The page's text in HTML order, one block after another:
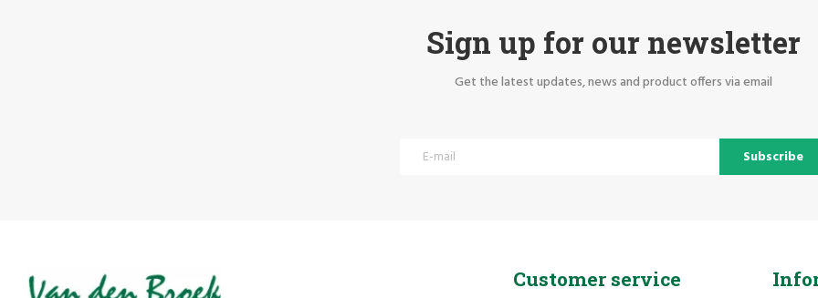
Sign up for our newsletter
Get the latest updates, news and product offers via email
Subscribe
Customer service